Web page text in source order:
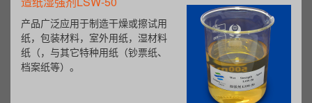
产品广泛应用于制造干燥或擦试用
纸，包装材料，室外用纸，湿材料
纸（，与其它特种用纸（钞票纸、
档案纸等）。